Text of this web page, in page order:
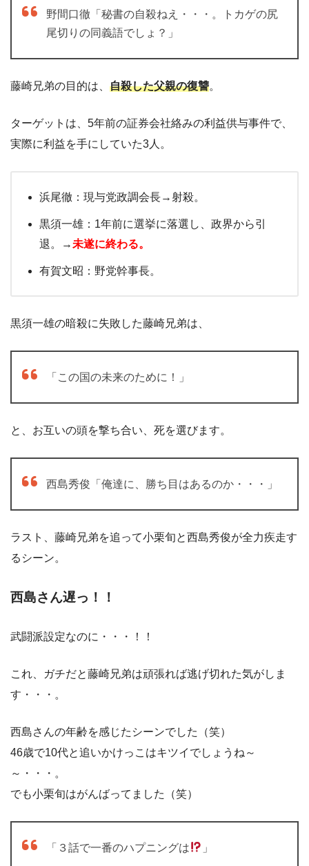
野間口徹「秘書の自殺ねえ・・・。トカゲの尻
尾切りの同義語でしょ？」
藤崎兄弟の目的は、 自殺した父親の復讐。
ターゲットは、5年前の証券会社絡みの利益供与事件で、
実際に利益を手にしていた3人。
浜尾徹：現与党政調会長→射殺。
黒須一雄：1年前に選挙に落選し、政界から引
退。→未遂に終わる。
有賀文昭：野党幹事長。
黒須一雄の暗殺に失敗した藤崎兄弟は、
「この国の未来のために！」
と、お互いの頭を撃ち合い、死を選びます。
西島秀俊「俺達に、勝ち目はあるのか・・・」
ラスト、藤崎兄弟を追って小栗旬と西島秀俊が全力疾走す
るシーン。
西島さん遅っ！！
武闘派設定なのに・・・！！
これ、ガチだと藤崎兄弟は頑張れば逃げ切れた気がしま
す・・・。
西島さんの年齢を感じたシーンでした（笑）
46歳で10代と追いかけっこはキツイでしょうね～
～・・・。
でも小栗旬はがんばってました（笑）
「３話で一番のハプニングは 」